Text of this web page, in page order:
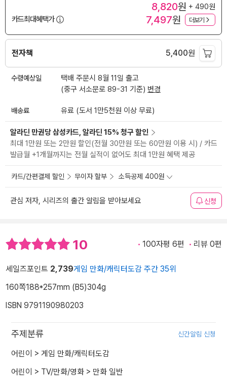
8,820원 + 490원
카드최대혜택가
7,497원 더보기
전자책 5,400원
수령예상일
택배 주문시 8월 11일 출고
(중구 서소문로 89-31 기준) 변경
배송료 유료 (도서 1만5천원 이상 무료)
알라딘 만권당 삼성카드, 알라딘 15% 청구 할인
최대 1만원 또는 2만원 할인(전월 30만원 또는 60만원 이용 시) / 카드
발급월 +1개월까지는 전월 실적이 없어도 최대 1만원 혜택 제공
카드/간편결제 할인 무이자 할부 소득공제 400원
관심 저자, 시리즈의 출간 알림을 받아보세요 신청
10 100자평 6편 리뷰 0편
세일즈포인트 2,739게임 만화/캐릭터도감 주간 35위
160쪽188*257mm (B5)304g
ISBN 9791190980203
주제분류 신간알림 신청
어린이 > 게임 만화/캐릭터도감
어린이 > TV/만화/영화 > 만화 일반